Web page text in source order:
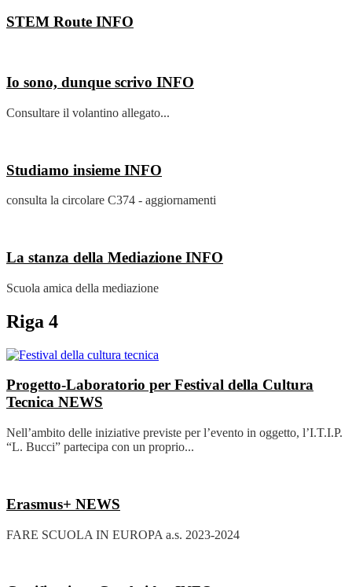
STEM Route INFO
Io sono, dunque scrivo INFO
Consultare il volantino allegato...
Studiamo insieme INFO
consulta la circolare C374 - aggiornamenti
La stanza della Mediazione INFO
Scuola amica della mediazione
Riga 4
Progetto-Laboratorio per Festival della Cultura
Tecnica NEWS
Nell’ambito delle iniziative previste per l’evento in oggetto, l’I.T.I.P.
“L. Bucci” partecipa con un proprio...
Erasmus+ NEWS
FARE SCUOLA IN EUROPA a.s. 2023-2024